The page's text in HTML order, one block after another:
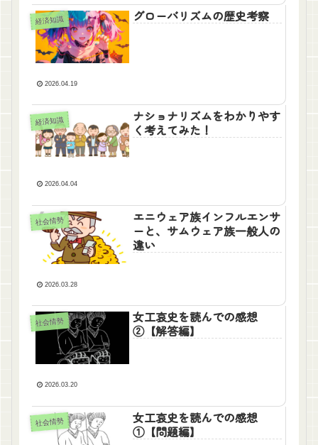
経済知識 グローバリズムの歴史考察
2026.04.19
経済知識
ナショナリズムをわかりやす
く考えてみた！
2026.04.04
社会情勢
エニウェア族インフルエンサ
ーと、サムウェア族一般人の
違い
2026.03.28
社会情勢
女工哀史を読んでの感想
②【解答編】
2026.03.20
社会情勢
女工哀史を読んでの感想
①【問題編】